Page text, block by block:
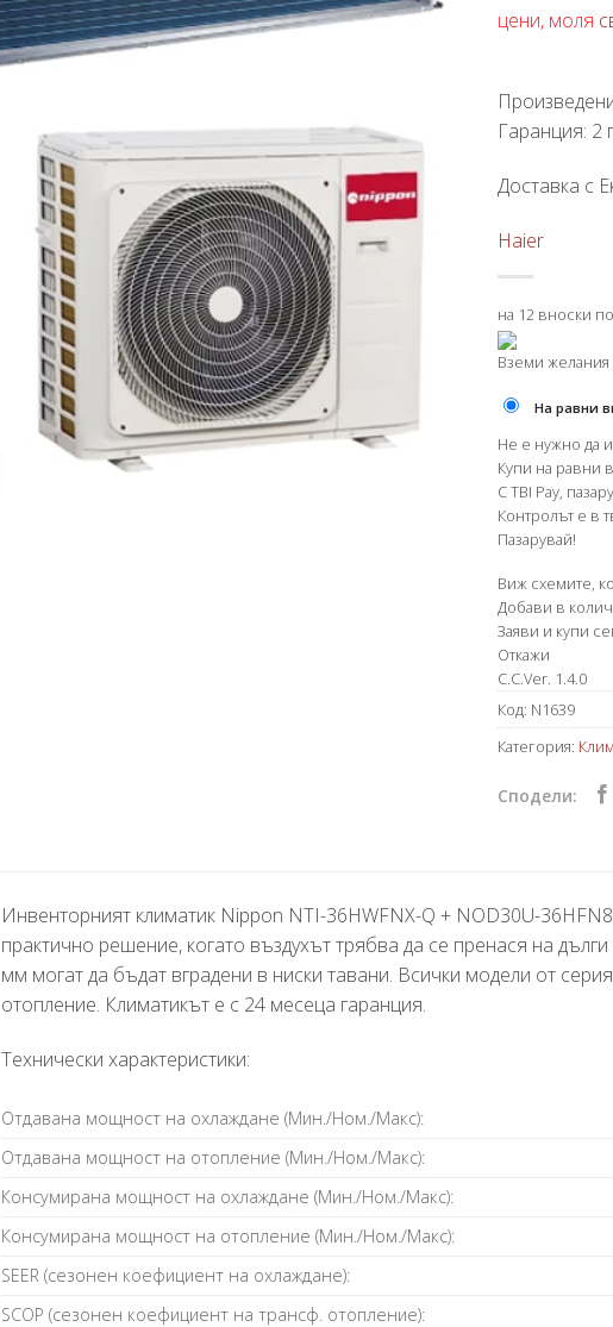
цени, моля
Гаранция: 2
Доставка с
Haier
на 12 вноски
Вземи желания
На равни
Не е нужно да
Купи на равни
С TBI Pay,
Контролът е в
Пазарувай!
Виж схемите,
Добави в
Заяви и купи
Откажи
C.C.Ver. 1.4.0
Код: N1639
Категория:
Сподели:
Инвенторният климатик Nippon NTI-36HWFNX-Q + NOD30U-
практично решение, когато въздухът трябва да се пренася на
мм могат да бъдат вградени в ниски тавани. Всички модели от
отопление. Климатикът е с 24 месеца гаранция.
Технически характеристики:
Отдавана мощност на охлаждане (Мин./Ном./Макс):
Отдавана мощност на отопление (Мин./Ном./Макс):
Консумирана мощност на охлаждане (Мин./Ном./Макс):
Консумирана мощност на отопление (Мин./Ном./Макс):
SEER (сезонен коефициент на охлаждане):
SCOP (сезонен коефициент на трансф. отопление):